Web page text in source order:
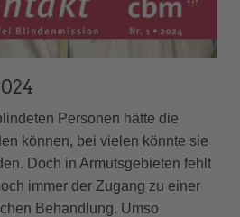
Personen hätte die
können, bei vielen könnte sie
Doch in Armutsgebieten fehlt
immer der Zugang zu einer
Behandlung. Umso